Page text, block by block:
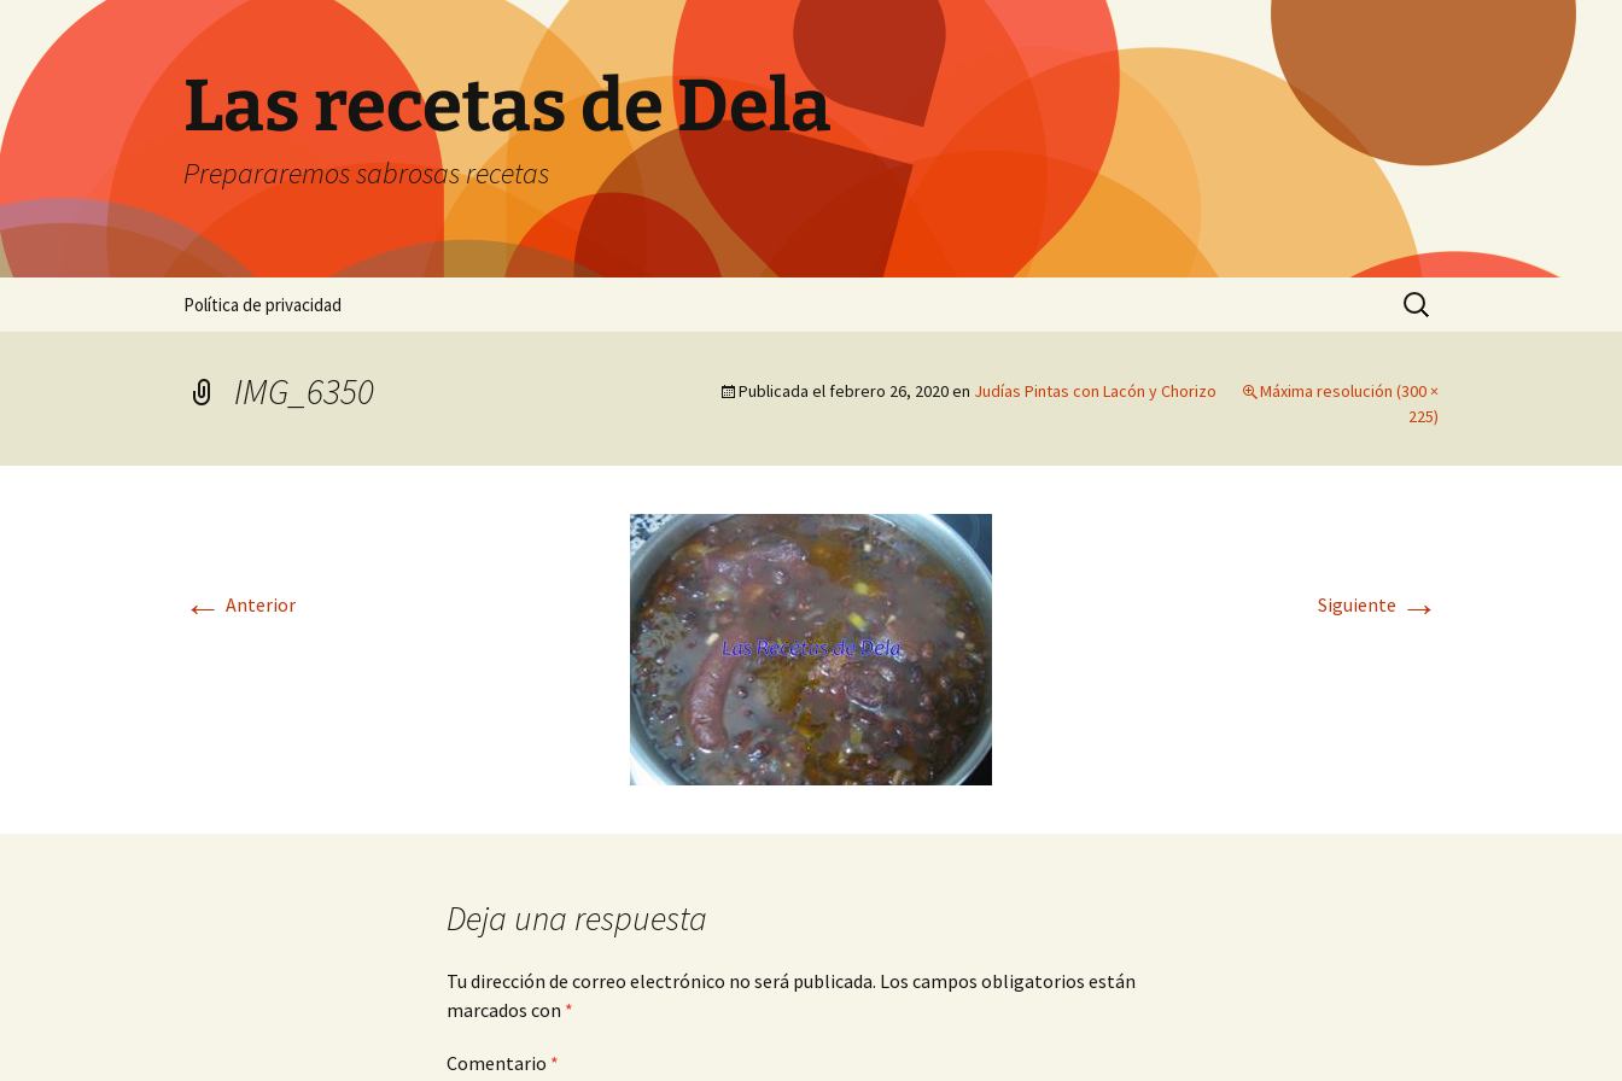
contenido
Las recetas de Dela
Prepararemos sabrosas recetas
Política de privacidad
Buscar:
IMG_6350 Publicada el febrero 26, 2020en Judías Pintas con Lacón y Chorizo
Máxima resolución (300 ×
225)
← Anterior Siguiente →
Deja una respuesta
Tu dirección de correo electrónico no será publicada. Los campos obligatorios están
marcados con *
Comentario *